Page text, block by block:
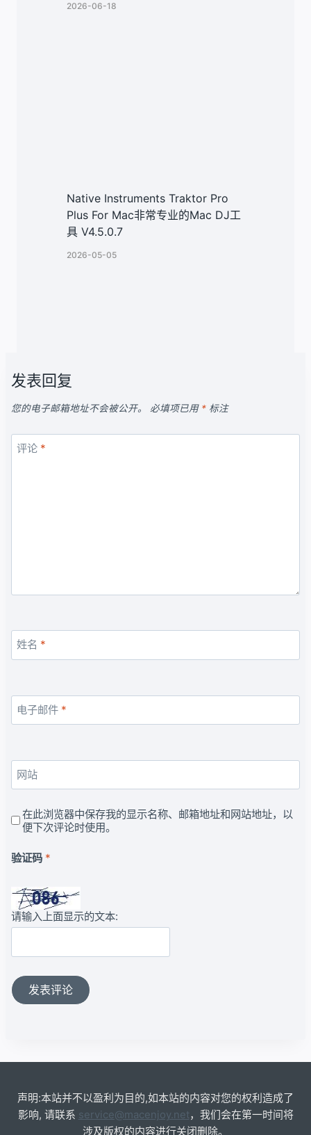
2026-06-18
Native Instruments Traktor Pro
Plus For Mac非常专业的Mac DJ工
具 V4.5.0.7
2026-05-05
发表回复
您的电子邮箱地址不会被公开。 必填项已用 * 标注
评论 *
姓名 *
电子邮件 *
网站
在此浏览器中保存我的显示名称、邮箱地址和网站地址，以
便下次评论时使用。
验证码 *
请输入上面显示的文本:
声明:本站并不以盈利为目的,如本站的内容对您的权利造成了
影响, 请联系 service@macenjoy.net，我们会在第一时间将
涉及版权的内容进行关闭删除。